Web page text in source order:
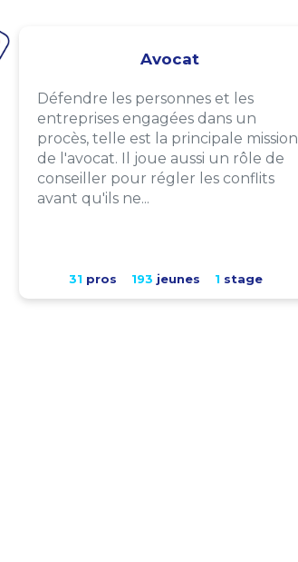
Avocat
Défendre les personnes et les
entreprises engagées dans un
procès, telle est la principale mission
de l'avocat. Il joue aussi un rôle de
conseiller pour régler les conflits
avant qu'ils ne...
31 pros 193 jeunes 1 stage